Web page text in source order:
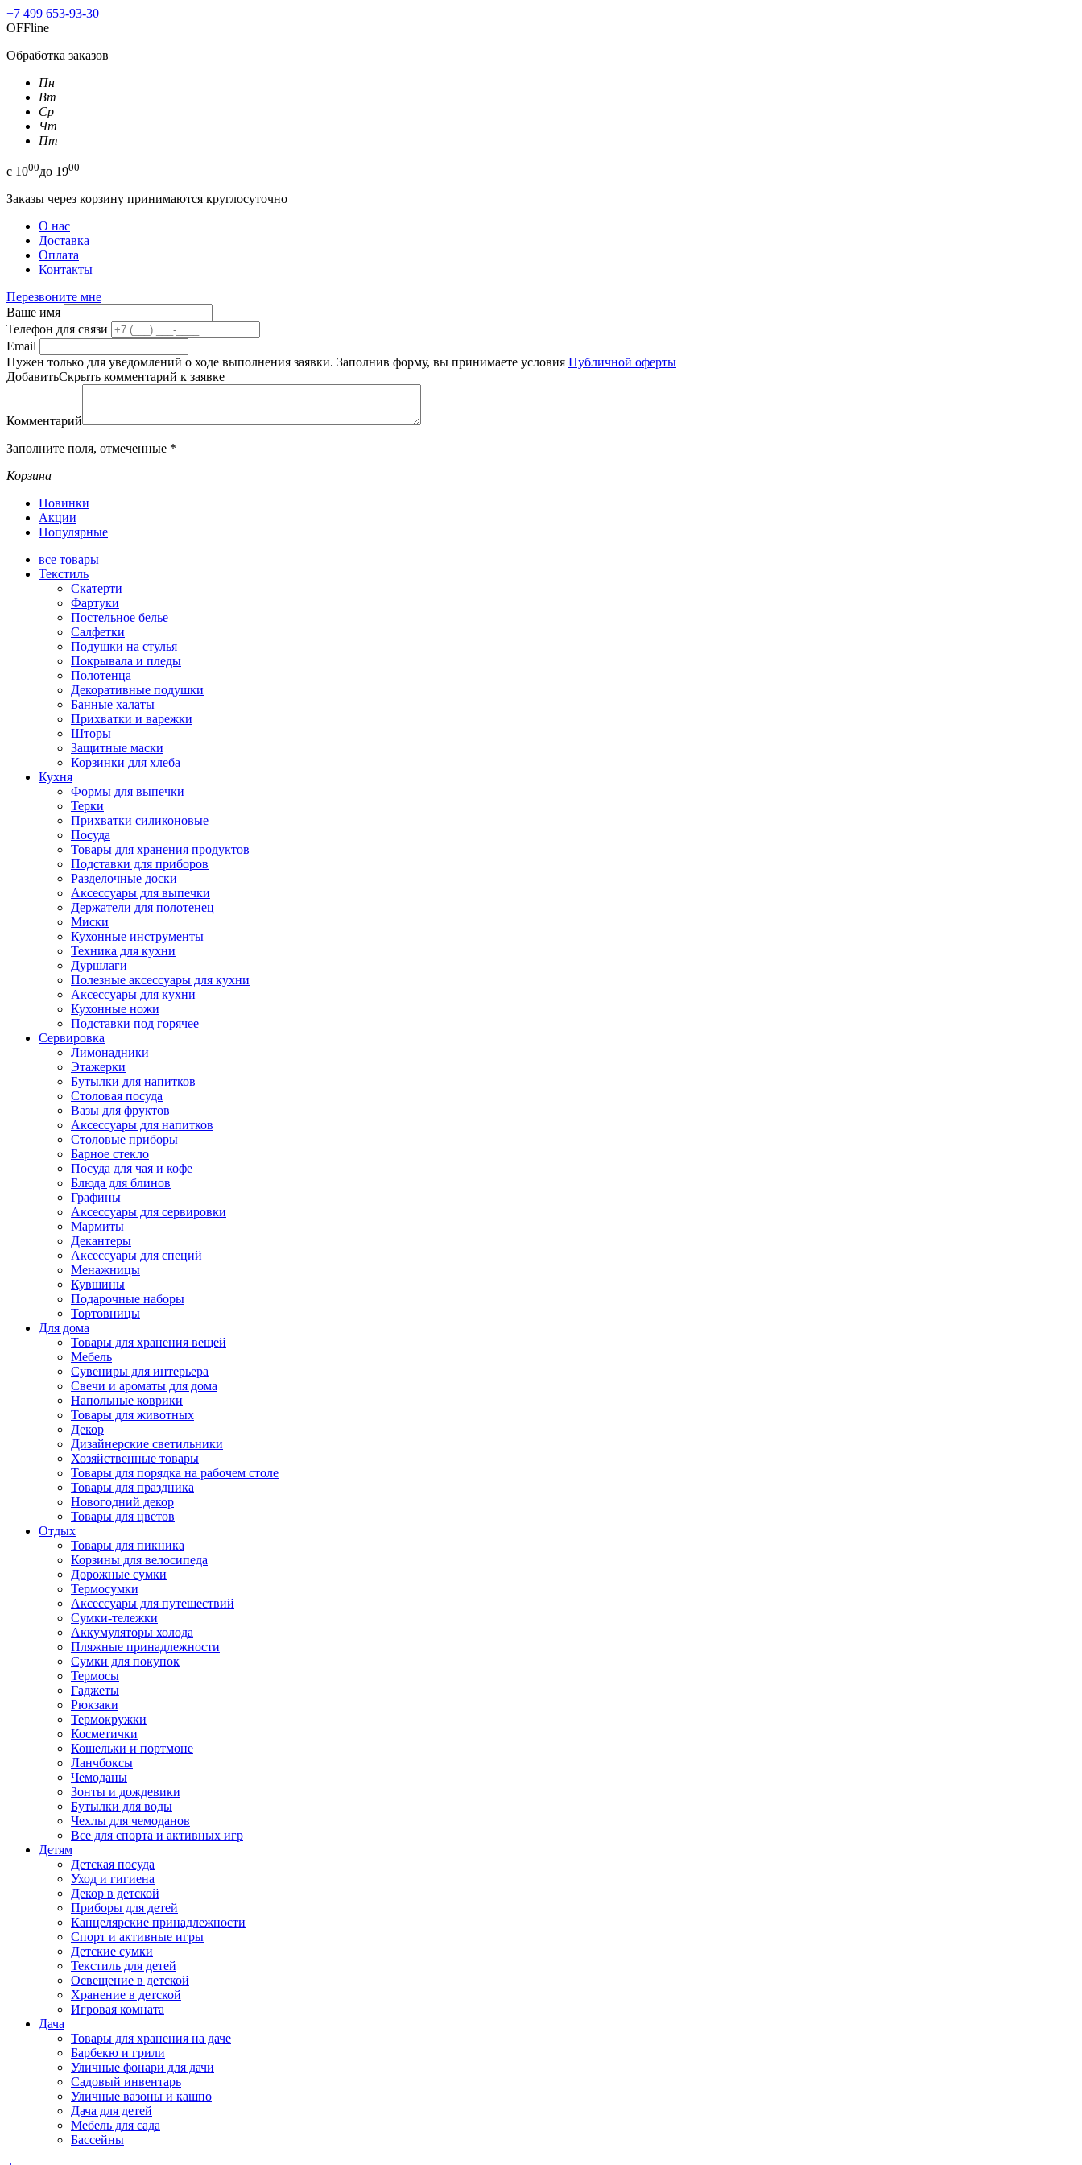
+7 499 653-93-30
OFFline
Обработка заказов
Пн
Вт
Ср
Чт
Пт
с 1000до 1900
Заказы через корзину принимаются круглосуточно
О нас
Доставка
Оплата
Контакты
Перезвоните мне
Ваше имя
Телефон для связи
Email
Нужен только для уведомлений о ходе выполнения заявки. Заполнив форму, вы принимаете условия Публичной оферты
ДобавитьСкрыть комментарий к заявке
Комментарий
Заполните поля, отмеченные *
Корзина
Новинки
Акции
Популярные
все товары
Текстиль
Скатерти
Фартуки
Постельное белье
Салфетки
Подушки на стулья
Покрывала и пледы
Полотенца
Декоративные подушки
Банные халаты
Прихватки и варежки
Шторы
Защитные маски
Корзинки для хлеба
Кухня
Формы для выпечки
Терки
Прихватки силиконовые
Посуда
Товары для хранения продуктов
Подставки для приборов
Разделочные доски
Аксессуары для выпечки
Держатели для полотенец
Миски
Кухонные инструменты
Техника для кухни
Дуршлаги
Полезные аксессуары для кухни
Аксессуары для кухни
Кухонные ножи
Подставки под горячее
Сервировка
Лимонадники
Этажерки
Бутылки для напитков
Столовая посуда
Вазы для фруктов
Аксессуары для напитков
Столовые приборы
Барное стекло
Посуда для чая и кофе
Блюда для блинов
Графины
Аксессуары для сервировки
Мармиты
Декантеры
Аксессуары для специй
Менажницы
Кувшины
Подарочные наборы
Тортовницы
Для дома
Товары для хранения вещей
Мебель
Сувениры для интерьера
Свечи и ароматы для дома
Напольные коврики
Товары для животных
Декор
Дизайнерские светильники
Хозяйственные товары
Товары для порядка на рабочем столе
Товары для праздника
Новогодний декор
Товары для цветов
Отдых
Товары для пикника
Корзины для велосипеда
Дорожные сумки
Термосумки
Аксессуары для путешествий
Сумки-тележки
Аккумуляторы холода
Пляжные принадлежности
Сумки для покупок
Термосы
Гаджеты
Рюкзаки
Термокружки
Косметички
Кошельки и портмоне
Ланчбоксы
Чемоданы
Зонты и дождевики
Бутылки для воды
Чехлы для чемоданов
Все для спорта и активных игр
Детям
Детская посуда
Уход и гигиена
Декор в детской
Приборы для детей
Канцелярские принадлежности
Спорт и активные игры
Детские сумки
Текстиль для детей
Освещение в детской
Хранение в детской
Игровая комната
Дача
Товары для хранения на даче
Барбекю и грили
Уличные фонари для дачи
Садовый инвентарь
Уличные вазоны и кашпо
Дача для детей
Мебель для сада
Бассейны